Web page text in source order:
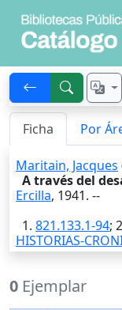
Ficha Por
Maritain, Jacques
A través del
Ercilla, 1941. --
1. 821.133.1-94;
HISTORIAS-
0 Ejemplar